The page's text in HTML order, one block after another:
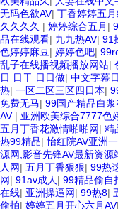
无码色欲AV| 丁香婷婷五
久久久久 | 婷婷综合五月 |
品在线观看| 九九热AV| 91
色婷婷麻豆| 婷婷色吧|
乱子在线播视频播放网站|
日 日干 日日做| 中文字幕
热| 一区二区三区四日本|
免费无马| 99国产精品白
AV | 亚洲欧美综合7777色
五月丁香花激情啪啪网| 精
热99精品|怡红院AV亚洲
源网,影音先锋AV最新资源
人网| 五月丁香狠狠| 99热
网| 91av成人 | 99精品偷自
在线| 亚洲操逼网| 99热8|
偷拍| 婷婷五月开心六月AV|